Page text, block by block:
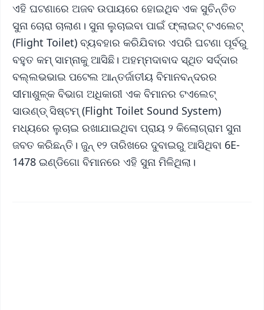
ଏହି ଘଟଣାରେ ଅଜବ ଉପାୟରେ ହୋଇଥିବ ଏକ ସୁଚିନ୍ତିତ
ସୁନା ଚୋରା ଚାଲାଣ। ସୁନା ଲୁଚାଇବା ପାଇଁ ଫ୍ଲାଇଟ୍ ଟଏଲେଟ୍
(Flight Toilet) ବ୍ୟବହାର କରିଯିବାର ଏପରି ଘଟଣା ପୂର୍ବରୁ
ବହୁତ କମ୍ ସାମ୍ନାକୁ ଆସିଛି। ଅହମ୍ମଦାବାଦ ସ୍ଥିତ ସର୍ଦ୍ଦାର
ବଲ୍ଲଭଭାଇ ପଟେଲ ଆନ୍ତର୍ଜାତୀୟ ବିମାନବନ୍ଦରର
ସୀମାଶୁଳ୍କ ବିଭାଗ ଅଧିକାରୀ ଏକ ବିମାନର ଟଏଲେଟ୍‌
ସାଉଣ୍ଡ୍ ସିଷ୍ଟମ୍‌ (Flight Toilet Sound System)
ମଧ୍ୟରେ ଲୁଚାଇ ରଖାଯାଇଥିବା ପ୍ରାୟ ୨ କିଲୋଗ୍ରାମ ସୁନା
ଜବତ କରିଛନ୍ତି। ଜୁନ୍ ୧୨ ତାରିଖରେ ଦୁବାଇରୁ ଆସିଥିବା 6E-
1478 ଇଣ୍ଡିଗୋ ବିମାନରେ ଏହି ସୁନା ମିଳିଥିଲା।